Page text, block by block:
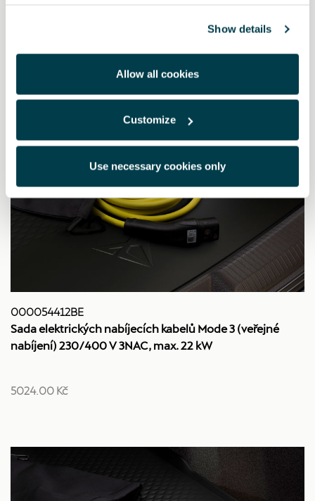
Show details
Allow all cookies
Customize
Use necessary cookies only
000054412BE
Sada elektrických nabíjecích kabelů Mode 3 (veřejné
nabíjení) 230/400 V 3NAC, max. 22 kW
5024.00 Kč